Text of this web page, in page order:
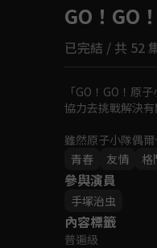
如
GO！GO
已完結 / 共 52
「GO！GO！原
協力去挑戰解決
雖然原子小隊偶
對於他們來說都
青春
友情 格
參與演員
手塚治虫
內容標籤
普遍級